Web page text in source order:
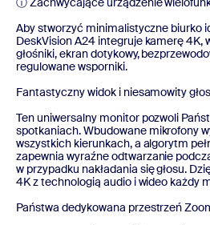
Aby stworzyć minimalistyczne biurko
DeskVision A24 integruje kamerę 4K,
głośniki, ekran dotykowy,
regulowane wsporniki.
Fantastyczny widok i niesamowity głos
Ten uniwersalny monitor pozwoli
spotkaniach. Wbudowane mikrofony
wszystkich kierunkach, a algorytm
zapewnia wyraźne odtwarzanie
w przypadku nakładania się głosu.
4K z technologią audio i wideo każdy
Państwa dedykowana przestrzeń